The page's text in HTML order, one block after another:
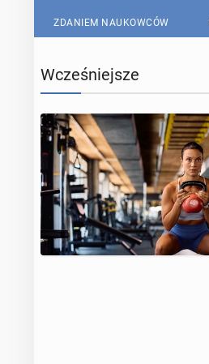
ZDANIEM NAUKOWCÓW
Wcześniejsze